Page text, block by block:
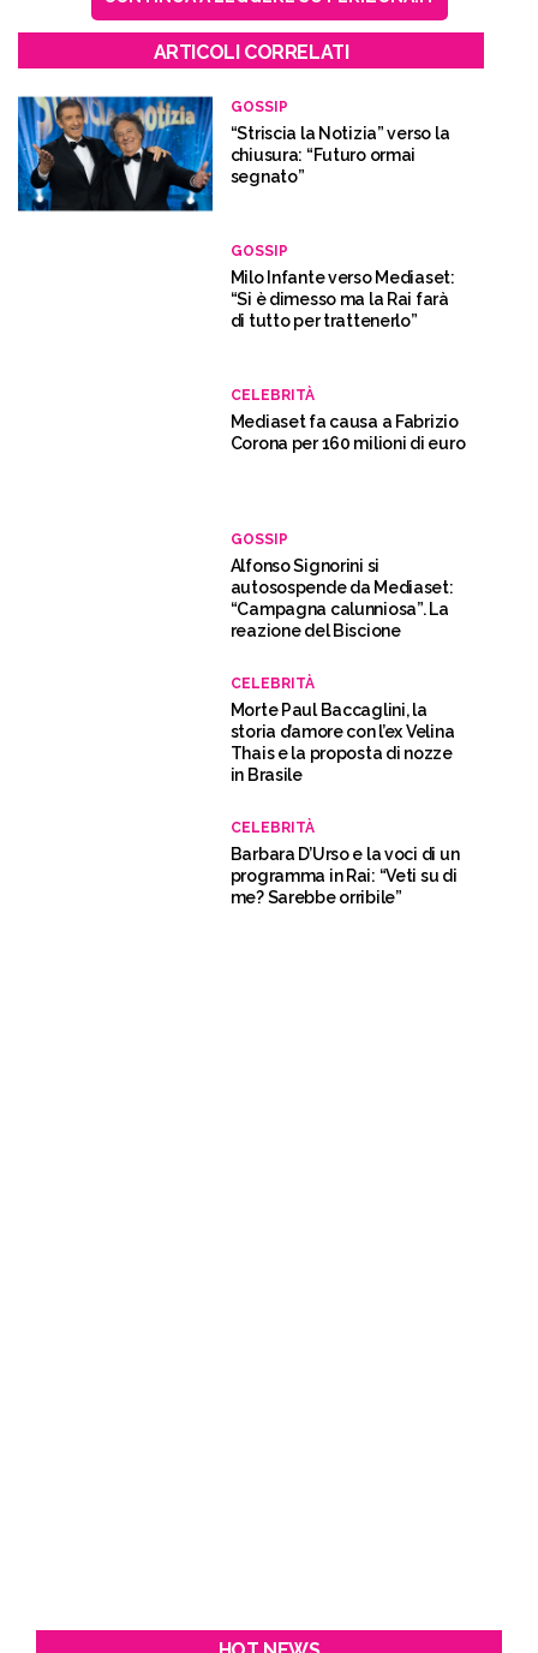
ARTICOLI CORRELATI
GOSSIP
“Striscia la Notizia” verso la
chiusura: “Futuro ormai
segnato”
GOSSIP
Milo Infante verso Mediaset:
“Si è dimesso ma la Rai farà
di tutto per trattenerlo”
CELEBRITÀ
Mediaset fa causa a Fabrizio
Corona per 160 milioni di euro
GOSSIP
Alfonso Signorini si
autosospende da Mediaset:
“Campagna calunniosa”. La
reazione del Biscione
CELEBRITÀ
Morte Paul Baccaglini, la
storia d’amore con l’ex Velina
Thais e la proposta di nozze
in Brasile
CELEBRITÀ
Barbara D’Urso e la voci di un
programma in Rai: “Veti su di
me? Sarebbe orribile”